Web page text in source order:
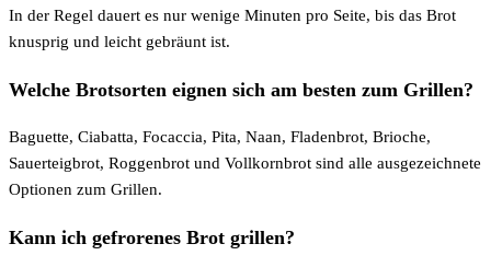
In der Regel dauert es nur wenige Minuten pro Seite, bis das Brot
knusprig und leicht gebräunt ist.
Welche Brotsorten eignen sich am besten zum Grillen?
Baguette, Ciabatta, Focaccia, Pita, Naan, Fladenbrot, Brioche,
Sauerteigbrot, Roggenbrot und Vollkornbrot sind alle ausgezeichnete
Optionen zum Grillen.
Kann ich gefrorenes Brot grillen?